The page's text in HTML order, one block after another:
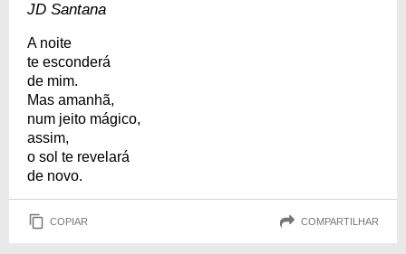
JD Santana
A noite
te esconderá
de mim.
Mas amanhã,
num jeito mágico,
assim,
o sol te revelará
de novo.
COPIAR COMPARTILHAR